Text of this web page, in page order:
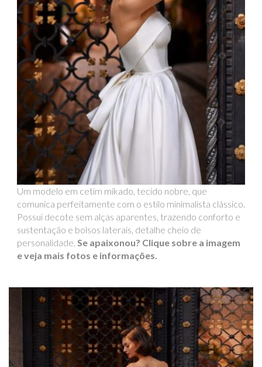
Um modelo em cetim mikado, tecido nobre, que
comunica perfeitamente com o estilo minimalista clássico.
Possui decote sem alças aparentes, trazendo conforto e
sustentação e bolsos laterais, detalhe cheio de
personalidade. Se apaixonou? Clique sobre a imagem
e veja mais fotos e informações.